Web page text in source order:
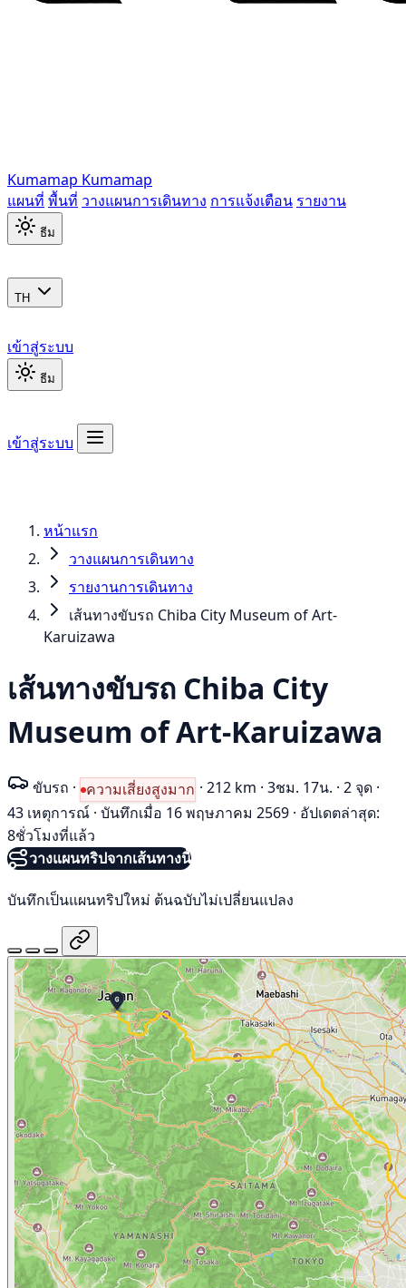
Kumamap Kumamap
แผนที่ พื้นที่ วางแผนการเดินทาง การแจ้งเตือน รายงาน
ธีม
TH
เข้าสู่ระบบ
ธีม
เข้าสู่ระบบ
หน้าแรก
วางแผนการเดินทาง
รายงานการเดินทาง
เส้นทางขับรถ Chiba City Museum of Art-
Karuizawa
เส้นทางขับรถ Chiba City
Museum of Art-Karuizawa
ขับรถ · ความเสี่ยงสูงมาก · 212 km · 3ชม. 17น. · 2 จุด ·
43 เหตุการณ์ · บันทึกเมื่อ 16 พฤษภาคม 2569 · อัปเดตล่าสุด:
8ชั่วโมงที่แล้ว
วางแผนทริปจากเส้นทางนี้
บันทึกเป็นแผนทริปใหม่ ต้นฉบับไม่เปลี่ยนแปลง